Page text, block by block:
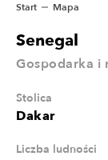
Start Mapa
Senegal
Gospodarka i
Dakar
Stolica
Liczba ludności